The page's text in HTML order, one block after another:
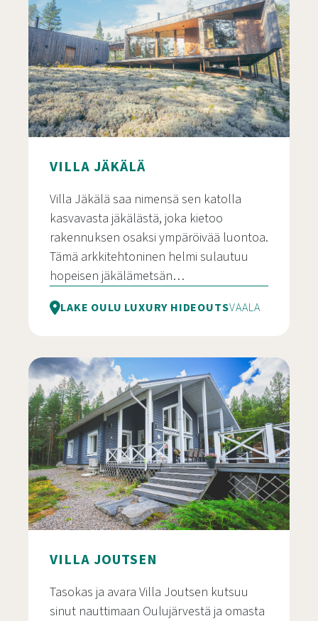
VILLA JÄKÄLÄ
Villa Jäkälä saa nimensä sen katolla
kasvavasta jäkälästä, joka kietoo
rakennuksen osaksi ympäröivää luontoa.
Tämä arkkitehtoninen helmi sulautuu
hopeisen jäkälämetsän…
LAKE OULU LUXURY HIDEOUTSVAALA
VILLA JOUTSEN
Tasokas ja avara Villa Joutsen kutsuu
sinut nauttimaan Oulujärvestä ja omasta